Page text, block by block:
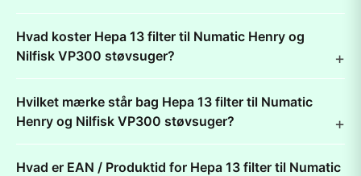
Hvad koster Hepa 13 filter til Numatic Henry og
Nilfisk VP300 støvsuger?
Hvilket mærke står bag Hepa 13 filter til Numatic
Henry og Nilfisk VP300 støvsuger?
Hvad er EAN / Produktid for Hepa 13 filter til Numatic